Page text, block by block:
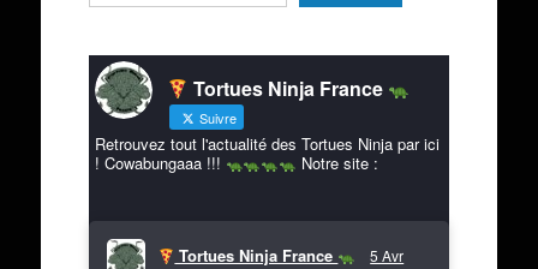
Tortues Ninja France
Suivre
Retrouvez tout l'actualité des Tortues Ninja par ici
! Cowabungaaa !!!
Notre site :
Tortues Ninja France 5 Avr